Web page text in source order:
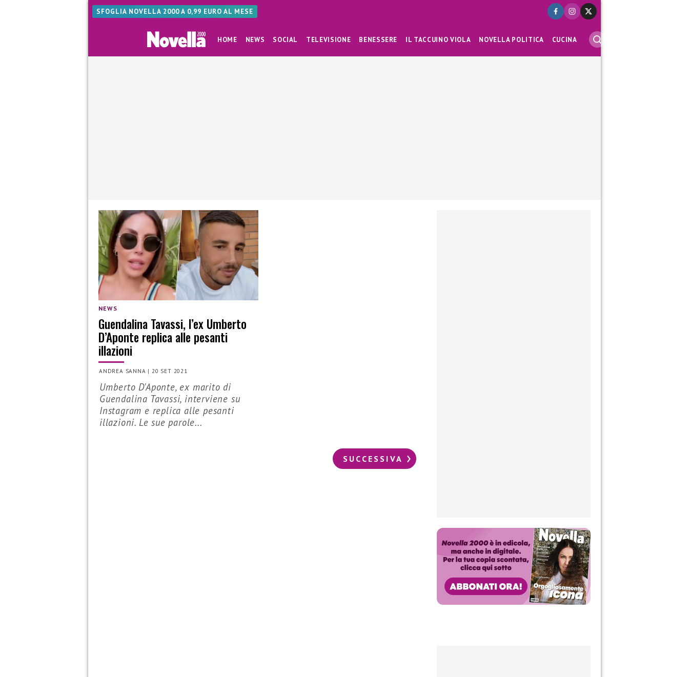
SFOGLIA NOVELLA 2000 A 0,99 EURO AL MESE
HOME NEWS SOCIAL TELEVISIONE BENESSERE IL TACCUINO VIOLA NOVELLA POLITICA CUCINA
NEWS
Guendalina Tavassi, l’ex Umberto
D’Aponte replica alle pesanti
illazioni
ANDREA SANNA |20 SET 2021
Umberto D'Aponte, ex marito di
Guendalina Tavassi, interviene su
Instagram e replica alle pesanti
illazioni. Le sue parole...
SUCCESSIVA